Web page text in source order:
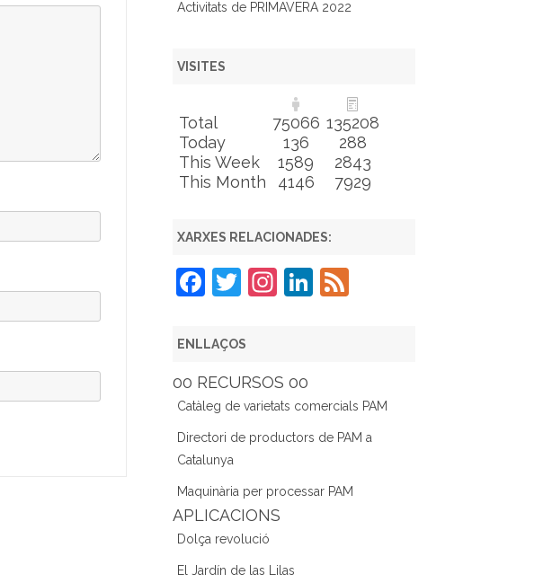
Activitats de PRIMAVERA 2022
VISITES
Total 75066 135208
Today
136
288
This Week
1589
2843
This Month
4146 7929
XARXES RELACIONADES:
F
c
e
b
o
o
k
T
itt
er
In
gr
a
m
Li
dI
n
F
ENLLAÇOS
00 RECURSOS 00
Catàleg de varietats comercials PAM
Directori de productors de PAM a
Catalunya
Maquinària per processar PAM
APLICACIONS
Dolça revolució
El Jardín de las Lilas